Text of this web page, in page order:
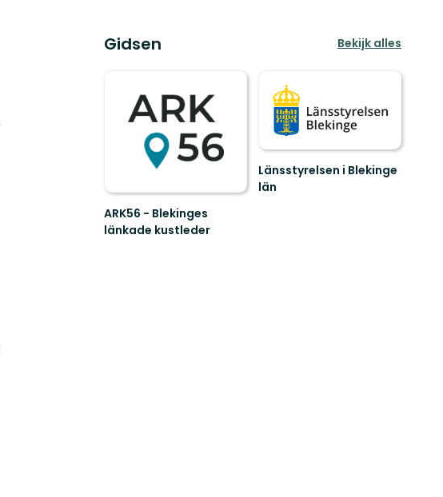
Gidsen Bekijk alles
ARK56 - Blekinges
länkade kustleder
Länsstyrelsen i Blekinge
län